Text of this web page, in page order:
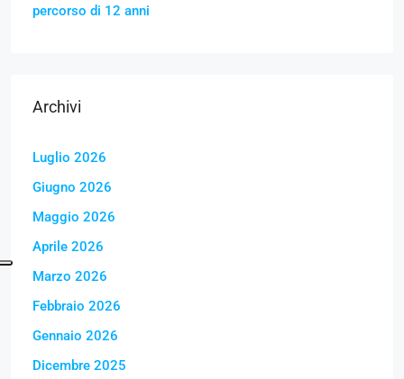
percorso di 12 anni
Archivi
Luglio 2026
Giugno 2026
Maggio 2026
Aprile 2026
Marzo 2026
Febbraio 2026
Gennaio 2026
Dicembre 2025